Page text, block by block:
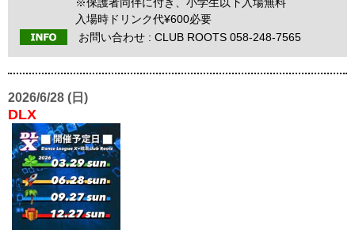
入場時ドリンク代¥600必要
お問い合わせ : CLUB ROOTS 058-248-7565
2026/6/28 (日)
DLX